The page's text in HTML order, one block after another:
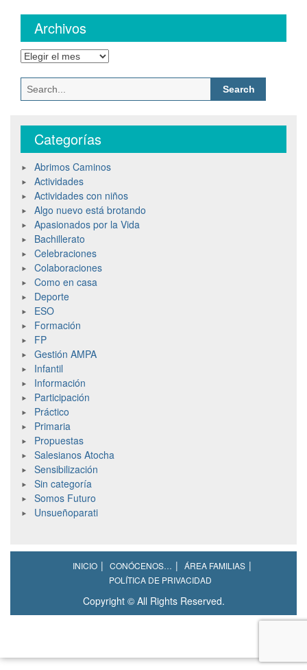
Archivos
Categorías
Abrimos Caminos
Actividades
Actividades con niños
Algo nuevo está brotando
Apasionados por la Vida
Bachillerato
Celebraciones
Colaboraciones
Como en casa
Deporte
ESO
Formación
FP
Gestión AMPA
Infantil
Información
Participación
Práctico
Primaria
Propuestas
Salesianos Atocha
Sensibilización
Sin categoría
Somos Futuro
Unsueñoparati
INICIO CONÓCENOS…
ÁREA FAMILIAS
POLÍTICA DE PRIVACIDAD
Copyright © All Rights Reserved.